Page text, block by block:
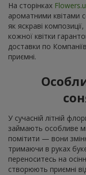
На сторінках
ароматними квітами
як яскраві
кожної квітки
доставки по
приємні.
У сучасній літній
займають особливе
помітити — вони
тримаючи в руках
переноситесь на
створюють приємні